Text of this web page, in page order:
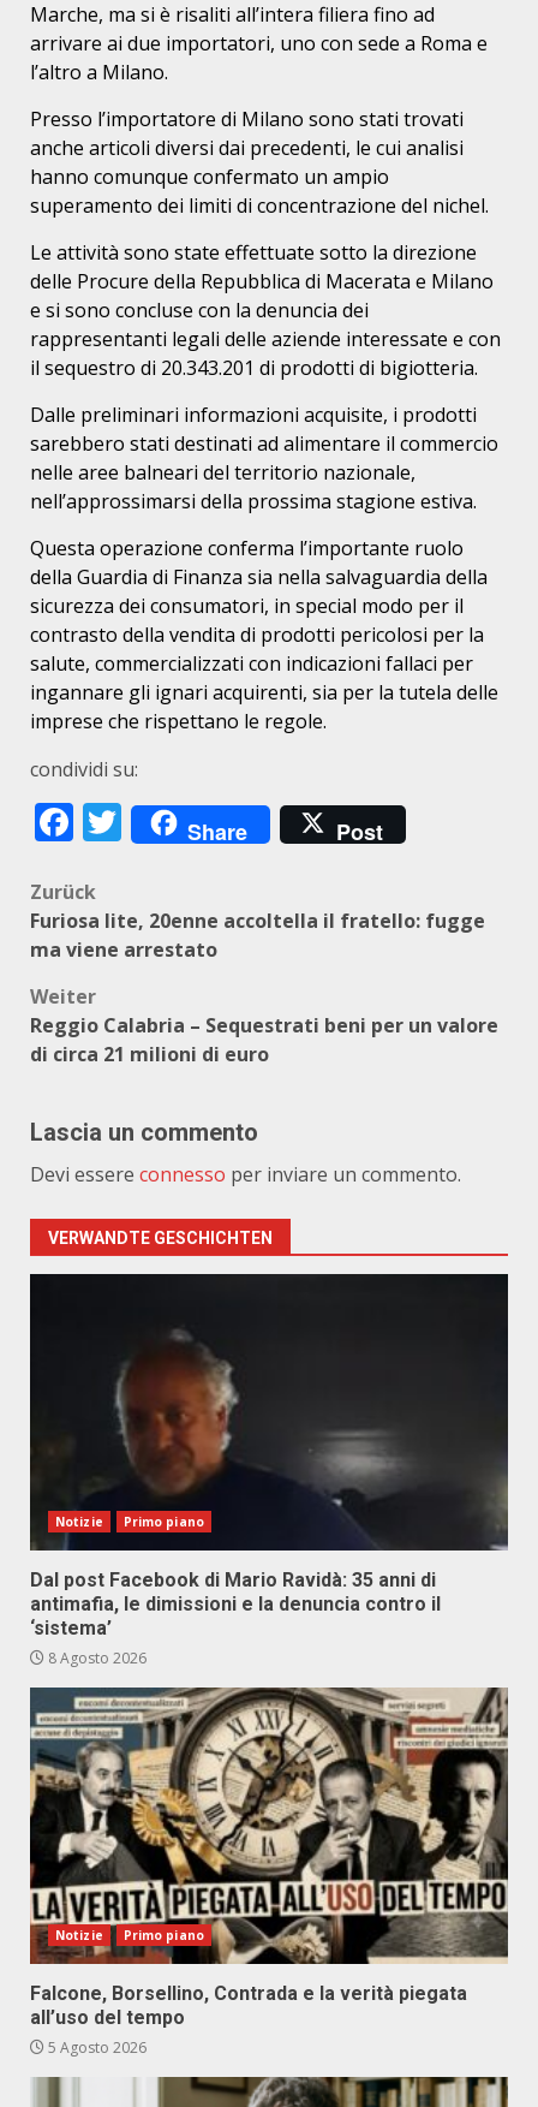
Marche, ma si è risaliti all’intera filiera fino ad
arrivare ai due importatori, uno con sede a Roma e
l’altro a Milano.
Presso l’importatore di Milano sono stati trovati
anche articoli diversi dai precedenti, le cui analisi
hanno comunque confermato un ampio
superamento dei limiti di concentrazione del nichel.
Le attività sono state effettuate sotto la direzione
delle Procure della Repubblica di Macerata e Milano
e si sono concluse con la denuncia dei
rappresentanti legali delle aziende interessate e con
il sequestro di 20.343.201 di prodotti di bigiotteria.
Dalle preliminari informazioni acquisite, i prodotti
sarebbero stati destinati ad alimentare il commercio
nelle aree balneari del territorio nazionale,
nell’approssimarsi della prossima stagione estiva.
Questa operazione conferma l’importante ruolo
della Guardia di Finanza sia nella salvaguardia della
sicurezza dei consumatori, in special modo per il
contrasto della vendita di prodotti pericolosi per la
salute, commercializzati con indicazioni fallaci per
ingannare gli ignari acquirenti, sia per la tutela delle
imprese che rispettano le regole.
condividi su:
Facebook
Twitter
Share Post
Beitragsnavigation
Zurück
Furiosa lite, 20enne accoltella il fratello: fugge
ma viene arrestato
Weiter
Reggio Calabria – Sequestrati beni per un valore
di circa 21 milioni di euro
Lascia un commento
Devi essere connesso per inviare un commento.
VERWANDTE GESCHICHTEN
Notizie Primo piano
Dal post Facebook di Mario Ravidà: 35 anni di
antimafia, le dimissioni e la denuncia contro il
‘sistema’
8 Agosto 2026
Notizie Primo piano
Falcone, Borsellino, Contrada e la verità piegata
all’uso del tempo
5 Agosto 2026